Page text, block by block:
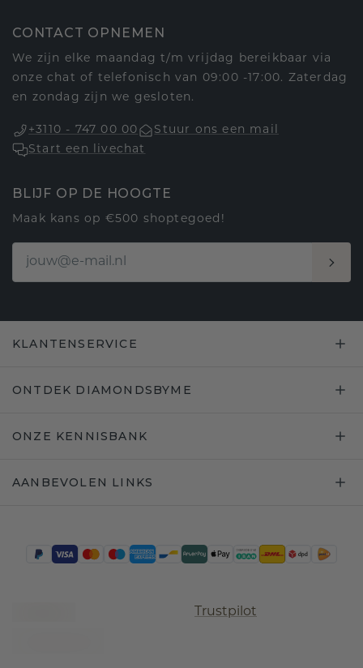
CONTACT OPNEMEN
We zijn elke maandag t/m vrijdag bereikbaar via
onze chat of telefonisch van 09:00 -17:00. Zaterdag
en zondag zijn we gesloten.
+3110 - 747 00 00
Stuur ons een mail
Start een livechat
BLIJF OP DE HOOGTE
Maak kans op €500 shoptegoed!
KLANTENSERVICE
ONTDEK DIAMONDSBYME
ONZE KENNISBANK
AANBEVOLEN LINKS
Trustpilot